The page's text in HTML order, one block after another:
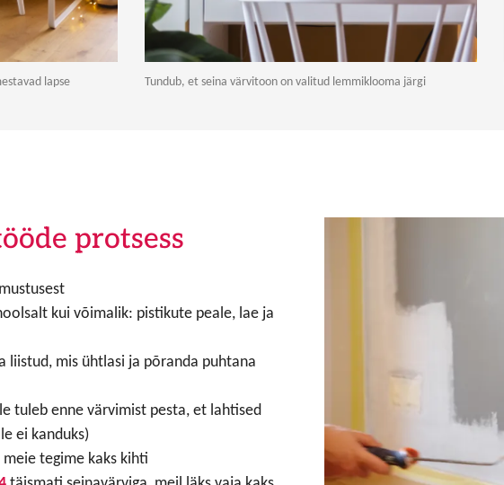
lapse
Tundub, et seina värvitoon on valitud lemmiklooma järgi
protsess
kui võimalik: pistikute peale, lae ja
liistud, mis ühtlasi ja põranda puhtana
tuleb enne värvimist pesta, et lahtised
ei kanduks)
tegime kaks kihti